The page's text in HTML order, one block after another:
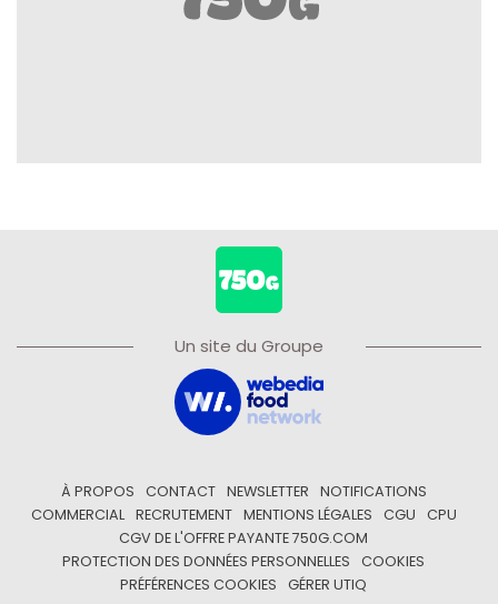
Un site du Groupe
À PROPOS CONTACT NEWSLETTER
NOTIFICATIONS
COMMERCIAL
RECRUTEMENT MENTIONS LÉGALES CGU
CPU
CGV DE L'OFFRE PAYANTE 750G.COM
PROTECTION DES DONNÉES PERSONNELLES
COOKIES
PRÉFÉRENCES COOKIES
GÉRER UTIQ